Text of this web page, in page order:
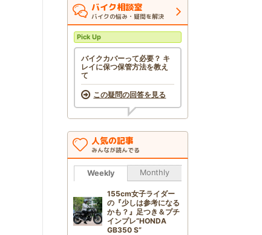
バイク相談室
バイクの悩み・疑問を解決
Pick Up
バイクカバーって必要？ キ
レイに保つ保管方法を教え
て
この疑問の回答を見る
人気の記事
みんなが読んでる
Weekly Monthly
155cm女子ライダー
の『少しは参考になる
かも？』足つき＆プチ
インプレ“HONDA
GB350 S”